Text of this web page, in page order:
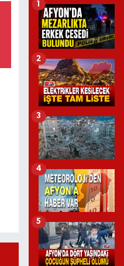
1
2
3
4
5